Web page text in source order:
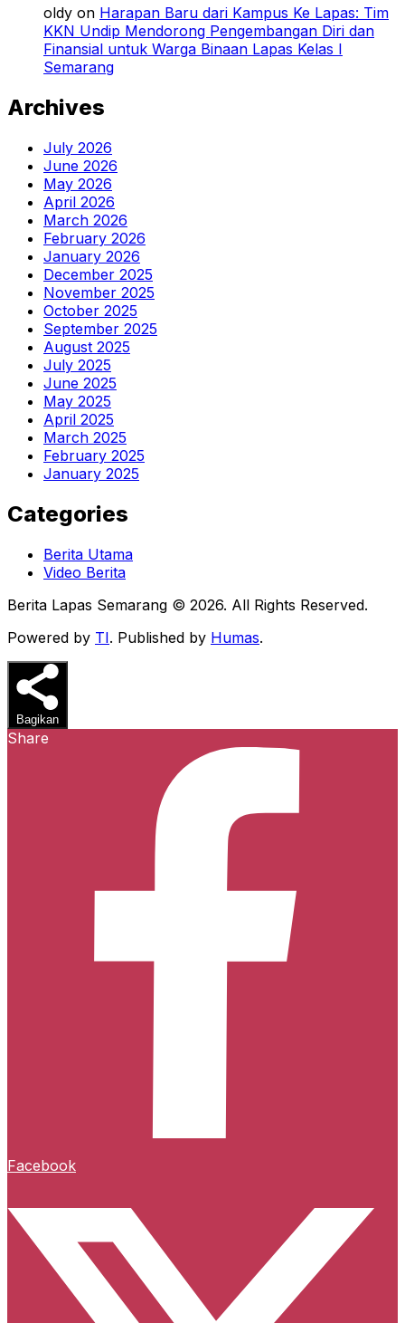
oldy on Harapan Baru dari Kampus Ke Lapas: Tim
KKN Undip Mendorong Pengembangan Diri dan
Finansial untuk Warga Binaan Lapas Kelas I
Semarang
Archives
July 2026
June 2026
May 2026
April 2026
March 2026
February 2026
January 2026
December 2025
November 2025
October 2025
September 2025
August 2025
July 2025
June 2025
May 2025
April 2025
March 2025
February 2025
January 2025
Categories
Berita Utama
Video Berita
Berita Lapas Semarang © 2026. All Rights Reserved.
Powered by TI. Published by Humas.
Bagikan
Share
Facebook